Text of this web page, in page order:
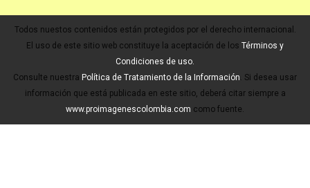
Todos nuestos contenidos están protegidos por el derecho internacional.
El uso de este sitio web constituye la aceptación de los Términos y
Condiciones de uso.
Consulte nuestra Política de Tratamiento de la Información. Si desea usar
información que está publicada en este sitio, deberá citar siempre a
www.proimagenescolombia.com como fuente.